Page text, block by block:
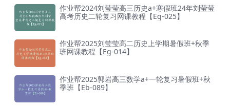
作业帮2024刘莹莹高三历史a+寒假班24年刘莹莹
高考历史二轮复习网课教程【Eg-025】
作业帮2025刘莹莹高二历史上学期暑假班+秋季
班网课教程【Eg-014】
作业帮2025郭岩高三数学a+一轮复习暑假班+秋
季班【Eb-089】